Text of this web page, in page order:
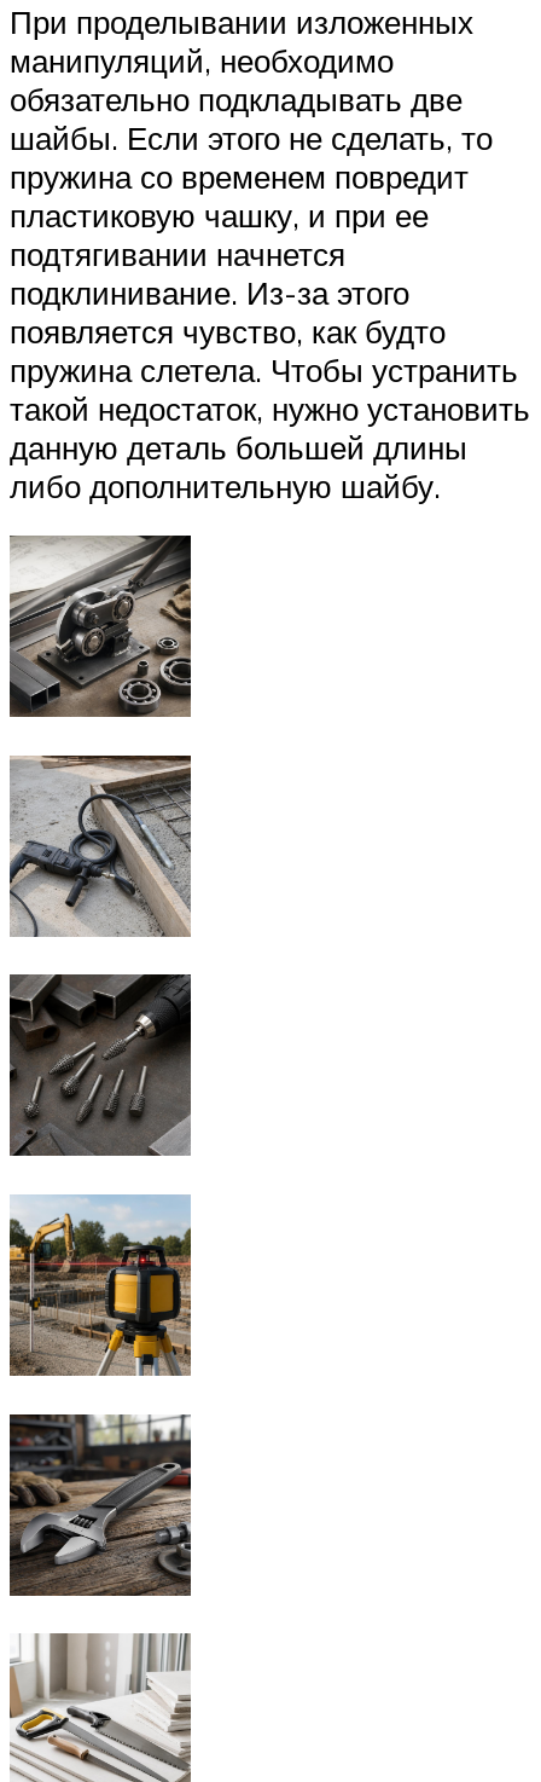
При проделывании изложенных
манипуляций, необходимо
обязательно подкладывать две
шайбы. Если этого не сделать, то
пружина со временем повредит
пластиковую чашку, и при ее
подтягивании начнется
подклинивание. Из-за этого
появляется чувство, как будто
пружина слетела. Чтобы устранить
такой недостаток, нужно установить
данную деталь большей длины
либо дополнительную шайбу.